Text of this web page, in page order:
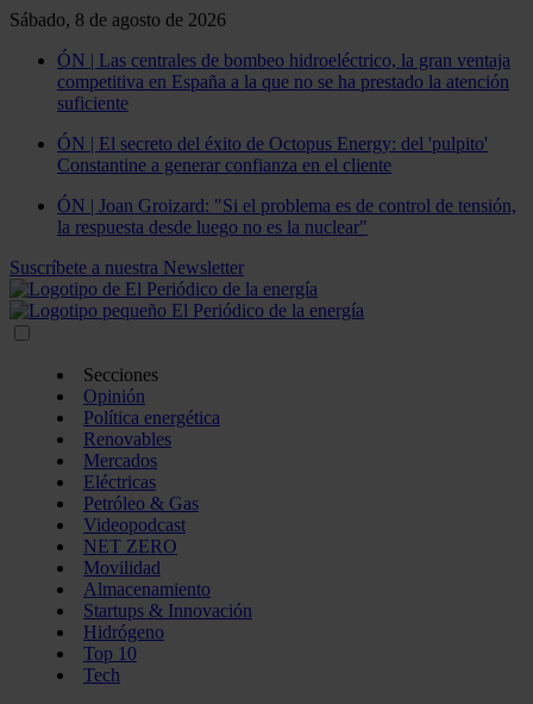
Sábado, 8 de agosto de 2026
ÓN | Las centrales de bombeo hidroeléctrico, la gran ventaja
competitiva en España a la que no se ha prestado la atención
suficiente
ÓN | El secreto del éxito de Octopus Energy: del 'pulpito'
Constantine a generar confianza en el cliente
ÓN | Joan Groizard: "Si el problema es de control de tensión,
la respuesta desde luego no es la nuclear"
Suscríbete a nuestra Newsletter
Secciones
Opinión
Política energética
Renovables
Mercados
Eléctricas
Petróleo & Gas
Videopodcast
NET ZERO
Movilidad
Almacenamiento
Startups & Innovación
Hidrógeno
Top 10
Tech